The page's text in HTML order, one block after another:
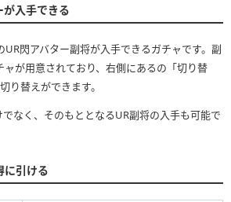
入手できる
閃アバター副将が入手できるガチャです。副
ャが用意されており、右側にあるの「切り替
り替えができます。
なく、そのもととなるUR副将の入手も可能で
に引ける